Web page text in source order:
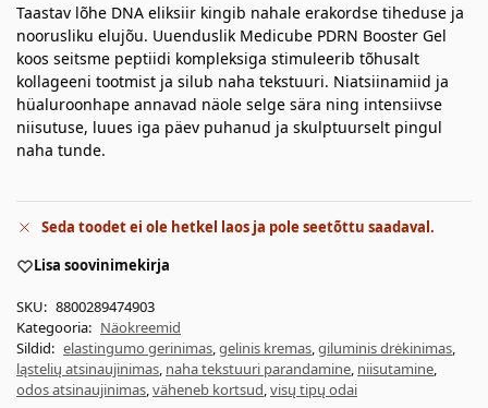
Taastav lõhe DNA eliksiir kingib nahale erakordse tiheduse ja
noorusliku elujõu. Uuenduslik Medicube PDRN Booster Gel
koos seitsme peptiidi kompleksiga stimuleerib tõhusalt
kollageeni tootmist ja silub naha tekstuuri. Niatsiinamiid ja
hüaluroonhape annavad näole selge sära ning intensiivse
niisutuse, luues iga päev puhanud ja skulptuurselt pingul
naha tunde.
Seda toodet ei ole hetkel laos ja pole seetõttu saadaval.
Lisa soovinimekirja
SKU: 8800289474903
Kategooria: Näokreemid
Sildid: elastingumo gerinimas,gelinis kremas,giluminis drėkinimas,
ląstelių atsinaujinimas, naha tekstuuri parandamine, niisutamine,
odos atsinaujinimas,väheneb kortsud,visų tipų odai